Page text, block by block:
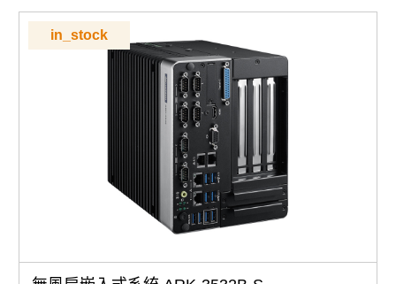
記憶體支援：支援 DDR4 SO-DIMM，最高 64GB
電源管理：支援 9~36V DC 寬電壓輸入
作業系統支援：相容 Windows 10 IoT；如需支援
Windows 7 ，請聯絡業務代表
2 x 2.5 吋內建硬碟槽，支援 RAID
記憶體支援：支援 DDR4 SO-DIMM，最高 64GB
電源管理：
支援 9~36V DC 寬電壓輸入
作業系統支援：相容 Windows 10 IoT；如需支援
Windows 7 ，請聯絡業務代表
2 x 2.5 吋內建硬碟槽，支援 RAID
in_stock